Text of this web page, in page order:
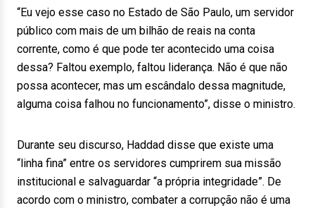
“Eu vejo esse caso no Estado de São Paulo, um servidor
público com mais de um bilhão de reais na conta
corrente, como é que pode ter acontecido uma coisa
dessa? Faltou exemplo, faltou liderança. Não é que não
possa acontecer, mas um escândalo dessa magnitude,
alguma coisa falhou no funcionamento”, disse o ministro.
Durante seu discurso, Haddad disse que existe uma
“linha fina” entre os servidores cumprirem sua missão
institucional e salvaguardar “a própria integridade”. De
acordo com o ministro, combater a corrupção não é uma